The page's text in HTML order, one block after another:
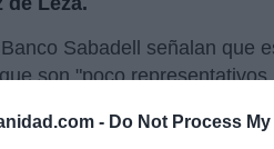
- Do Not Process
Sabadell señalan que
son "poco
del previsto en 2023).
un ejercicio en el que la